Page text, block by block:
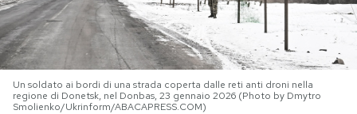
I MIEI PREFERITI
SHOP
Un soldato ai bordi di una strada coperta dalle reti anti droni nella
regione di Donetsk, nel Donbas, 23 gennaio 2026 (Photo by Dmytro
Smolienko/Ukrinform/ABACAPRESS.COM)